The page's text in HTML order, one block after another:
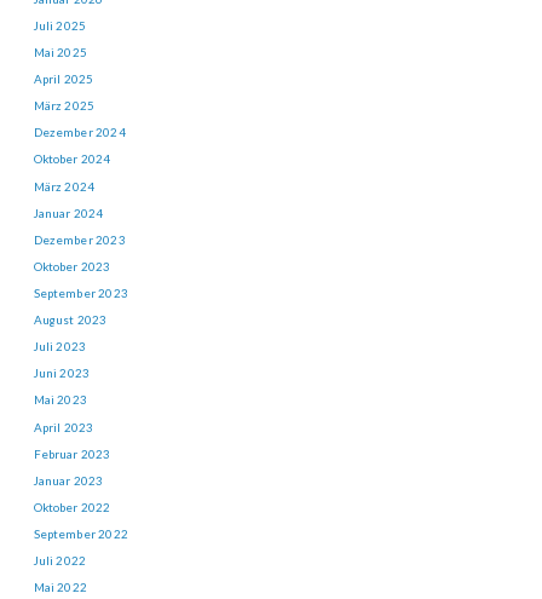
Juli 2025
Mai 2025
April 2025
März 2025
Dezember 2024
Oktober 2024
März 2024
Januar 2024
Dezember 2023
Oktober 2023
September 2023
August 2023
Juli 2023
Juni 2023
Mai 2023
April 2023
Februar 2023
Januar 2023
Oktober 2022
September 2022
Juli 2022
Mai 2022